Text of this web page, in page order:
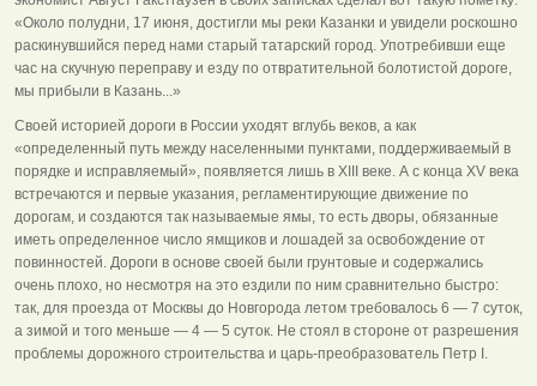
«Около полудни, 17 июня, достигли мы реки Казанки и увидели роскошно
раскинувшийся перед нами старый татарский город. Употребивши еще
час на скучную переправу и езду по отвратительной болотистой дороге,
мы прибыли в Казань...»
Своей историей дороги в России уходят вглубь веков, а как
«определенный путь между населенными пунктами, поддерживаемый в
порядке и исправляемый», появляется лишь в XIII веке. А с конца XV века
встречаются и первые указания, регламентирующие движение по
дорогам, и создаются так называемые ямы, то есть дворы, обязанные
иметь определенное число ямщиков и лошадей за освобождение от
повинностей. Дороги в основе своей были грунтовые и содержались
очень плохо, но несмотря на это ездили по ним сравнительно быстро:
так, для проезда от Москвы до Новгорода летом требовалось 6 — 7 суток,
а зимой и того меньше — 4 — 5 суток. Не стоял в стороне от разрешения
проблемы дорожного строительства и царь-преобразователь Петр I.